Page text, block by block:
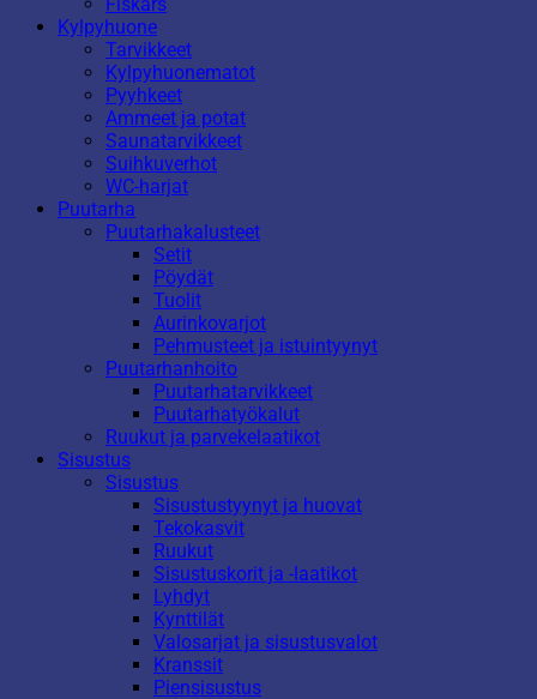
Kylpyhuone
Tarvikkeet
Kylpyhuonematot
Pyyhkeet
Ammeet ja potat
Saunatarvikkeet
Suihkuverhot
WC-harjat
Puutarha
Puutarhakalusteet
Setit
Pöydät
Tuolit
Aurinkovarjot
Pehmusteet ja istuintyynyt
Puutarhanhoito
Puutarhatarvikkeet
Puutarhatyökalut
Ruukut ja parvekelaatikot
Sisustus
Sisustus
Sisustustyynyt ja huovat
Tekokasvit
Ruukut
Sisustuskorit ja -laatikot
Lyhdyt
Kynttilät
Valosarjat ja sisustusvalot
Kranssit
Piensisustus